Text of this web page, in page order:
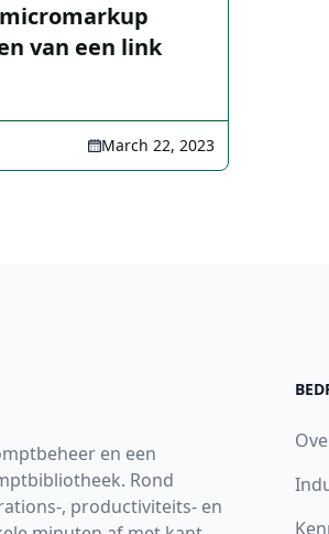
van een link
March 22, 2023
en een
Rond
, productiviteits- en